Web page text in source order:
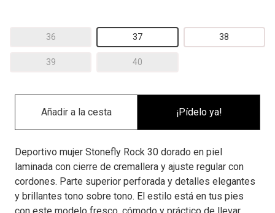
36 37 38
39 40
¡Pídelo ya!
Deportivo mujer Stonefly Rock 30 dorado en piel
laminada con cierre de cremallera y ajuste regular con
cordones. Parte superior perforada y detalles elegantes
y brillantes tono sobre tono. El estilo está en tus pies